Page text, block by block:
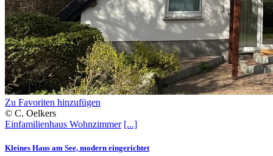
Zu Favoriten hinzufügen
© C. Oelkers
Einfamilienhaus Wohnzimmer [...]
Kleines Haus am See, modern eingerichtet